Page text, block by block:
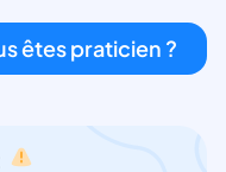
êtes praticien ?